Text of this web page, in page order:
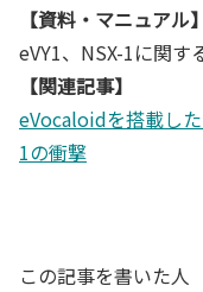
【資料・マニュアル】
eVY1、NSX-1に関
【関連記事】
eVocaloidを搭載し
1の衝撃
この記事を書いた人